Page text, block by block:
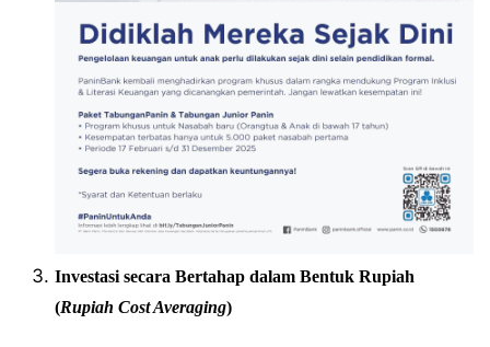
Investasi secara Bertahap dalam Bentuk Rupiah
(Rupiah Cost Averaging)